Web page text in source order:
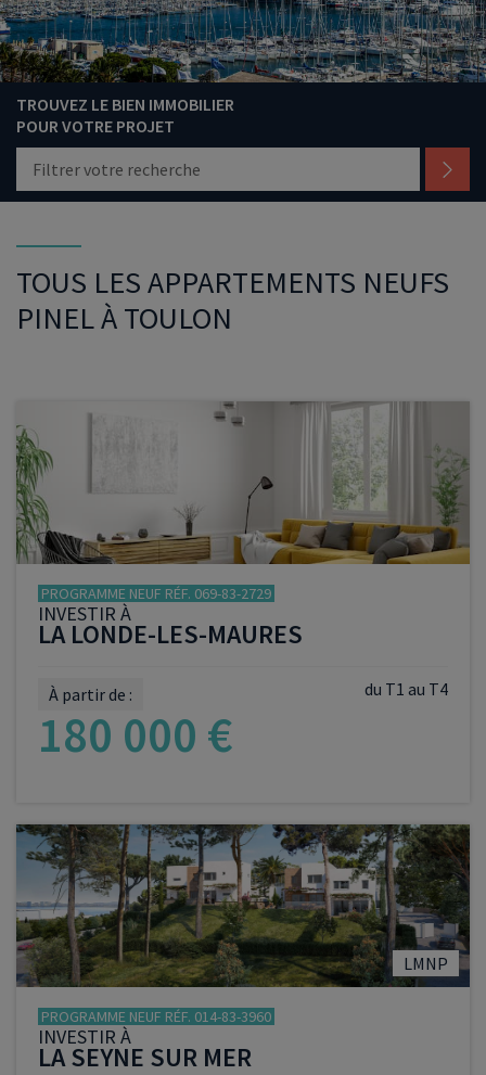
TROUVEZ LE BIEN IMMOBILIER
POUR VOTRE PROJET
Filtrer votre recherche
TOUS LES APPARTEMENTS NEUFS
PINEL À TOULON
PROGRAMME NEUF RÉF. 069-83-2729
INVESTIR À
LA LONDE-LES-MAURES
du T1 au T4
À partir de :
180 000 €
VOIR LE PROGRAMME
LMNP
PROGRAMME NEUF RÉF. 014-83-3960
INVESTIR À
LA SEYNE SUR MER